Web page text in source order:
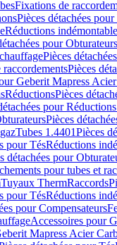
Fixations de
Pièces détachées
Réductions
pour Obturateurs
Pièces
Pièces
Geberit Mapress
RéductionsPièces
pour
Pièces
Tubes 1.4401Pièces
pour TésRéductions
détachées pour
pour tubes et
Tuyaux ThermRaccords
pour TésRéductions
pour Compensateurs
Accessoires pour
Mapress Acier